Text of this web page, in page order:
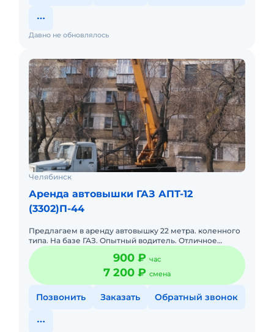
Давно не обновлялось
Челябинск
Аренда автовышки ГАЗ АПТ-12
(3302)П-44
Предлагаем в аренду автовышку 22 метра. коленного
типа. На базе ГАЗ. Опытный водитель. Отличное
рабочее состояние. Можем выполнять работы в
комплексе. Вывоз мус900 ₽ час
7 200 ₽ смена
Позвонить Заказать Обратный звонок